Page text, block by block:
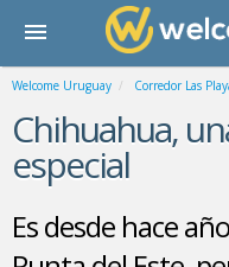
Welcome Uruguay Corredor Las
Chihuahua,
especial
Es desde hace